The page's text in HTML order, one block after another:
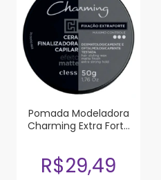
Pomada Modeladora
Charming Extra Forte
R$29,49